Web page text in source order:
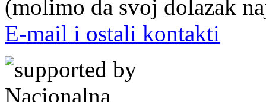
(molimo da svoj dolazak
E-mail i ostali kontakti